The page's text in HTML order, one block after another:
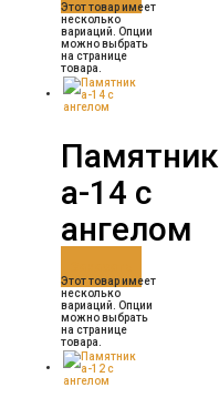
Этот товар имеет
несколько
вариаций. Опции
можно выбрать
на странице
товара.
Памятник
а-14 с
ангелом
Этот товар имеет
несколько
вариаций. Опции
можно выбрать
на странице
товара.